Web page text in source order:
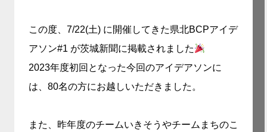
この度、7/22(土) に開催してきた県北BCPアイデ
アソン#1 が茨城新聞に掲載されました
2023年度初回となった今回のアイデアソンに
は、80名の方にお越しいただきました。
また、昨年度のチームいきそうやチームまちのこ